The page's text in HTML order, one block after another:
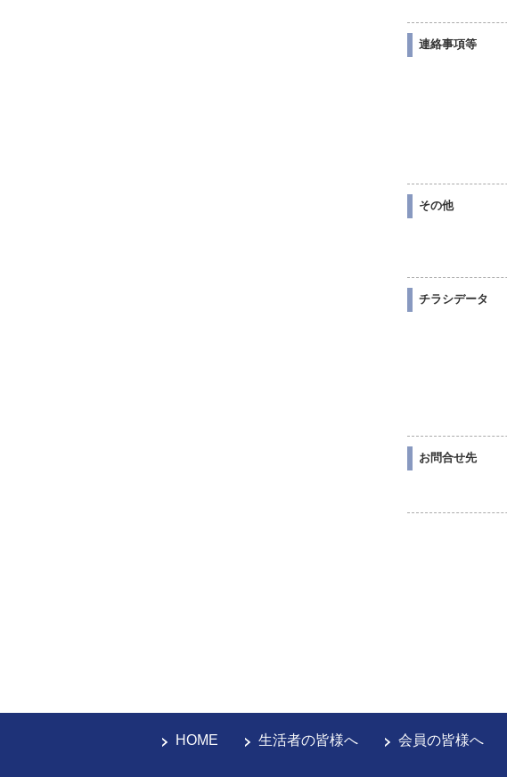
連絡事項等
その他
チラシデータ
お問合せ先
HOME 生活者の皆様へ 会員の皆様へ